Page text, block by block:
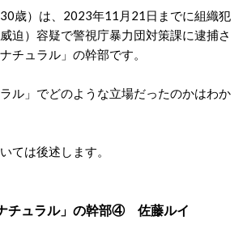
歳）は、2023年11月21日までに組織犯
迫）容疑で警視庁暴力団対策課に逮捕さ
チュラル」の幹部です。
ル」でどのような立場だったのかはわか
ては後述します。
チュラル」の幹部④ 佐藤ルイ